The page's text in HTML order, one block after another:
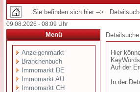
Sie befinden sich hier -->
09.08.2026 - 08:09 Uhr
Menü
Anzeigenmarkt
Branchenbuch
Immomarkt DE
Immomarkt AU
Immomarkt CH
Hier
Auf der
In der